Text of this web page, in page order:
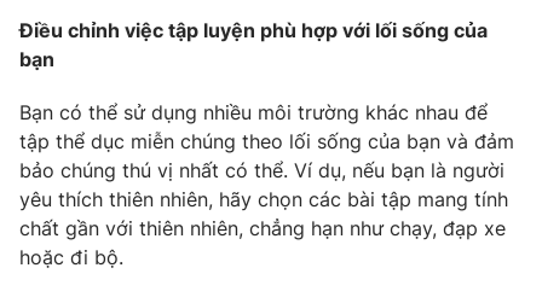
Liên hệ quảng cáo:024-7300.7108
Điều chỉnh việc tập luyện phù hợp với lối sống của
bạn
Bạn có thể sử dụng nhiều môi trường khác nhau để
tập thể dục miễn chúng theo lối sống của bạn và đảm
bảo chúng thú vị nhất có thể. Ví dụ, nếu bạn là người
yêu thích thiên nhiên, hãy chọn các bài tập mang tính
chất gần với thiên nhiên, chẳng hạn như chạy, đạp xe
hoặc đi bộ.